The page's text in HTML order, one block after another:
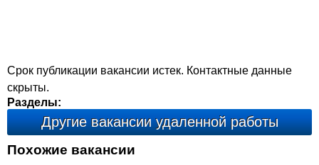
Срок публикации вакансии истек. Контактные данные
скрыты.
Разделы:
Другие вакансии удаленной работы
Похожие вакансии